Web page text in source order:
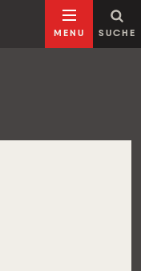
MENU SUCHE